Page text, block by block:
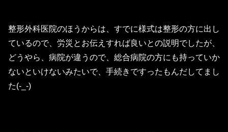
整形外科医院のほうからは、すでに様式は整形の方に出し
ているので、労災とお伝えすれば良いとの説明でしたが、
どうやら、病院が違うので、総合病院の方にも持っていか
ないといけないみたいで、手続きですったもんだしてまし
た(-_-)